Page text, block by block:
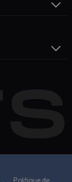
. Politique de